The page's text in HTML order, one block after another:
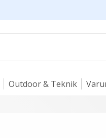
Outdoor & Teknik